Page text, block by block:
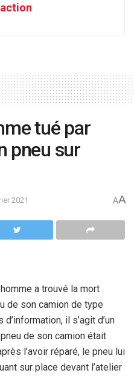
tué par
pneu sur
2021 AA
a trouvé la mort
de son camion de type
il s’agit d’un
de son camion était
l’avoir réparé, le pneu lui
sur place devant l’atelier